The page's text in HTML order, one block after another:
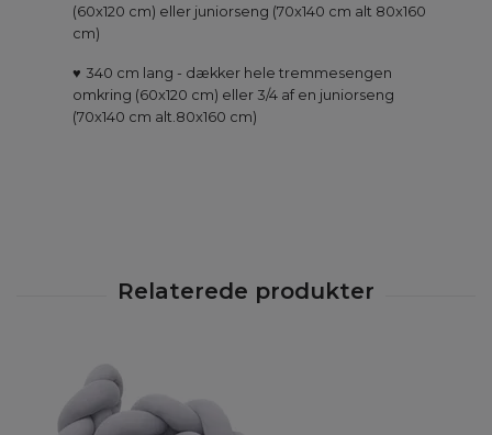
(60x120 cm) eller juniorseng (70x140 cm alt 80x160
cm)
♥ 340 cm lang - dækker hele tremmesengen
omkring (60x120 cm) eller 3/4 af en juniorseng
(70x140 cm alt.80x160 cm)